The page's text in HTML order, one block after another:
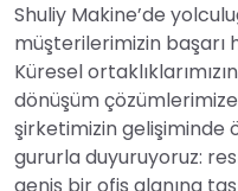
Shuliy Makine’de
müşterilerimizin başarı
Küresel
dönüşüm
şirketimizin gelişiminde
gururla duyuruyoruz: